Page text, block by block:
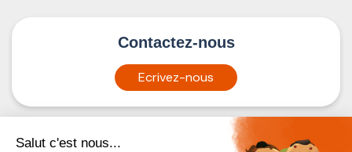
Contactez-nous
Ecrivez-nous